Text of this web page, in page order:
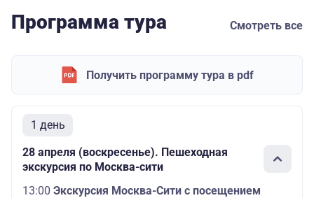
Программа тура Смотреть все
Получить программу тура в pdf
1 день
28 апреля (воскресенье). Пешеходная
экскурсия по Москва-сити
13:00 Экскурсия Москва-Сити с посещением